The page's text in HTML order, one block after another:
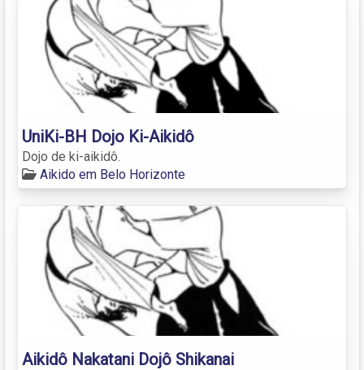
UniKi-BH Dojo Ki-Aikidô
Dojo de ki-aikidô.
Aikido em Belo Horizonte
Aikidô Nakatani Dojô Shikanai